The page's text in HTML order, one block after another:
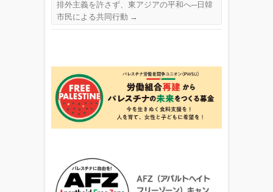
排外主義を許さず、東アジアの平和へ─日韓
市民による共同行動 →